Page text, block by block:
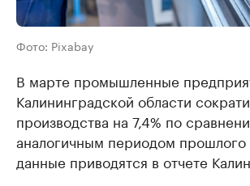
Фото: Pixabay
В марте промышленные
Калининградской области
производства на 7,4% по
аналогичным периодом прошлого
данные приводятся в отчете